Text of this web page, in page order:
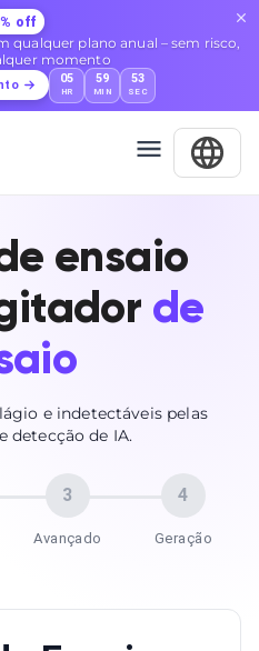
off
qualquer plano anual – sem risco,
momento
05
HR
59
MIN
52
SEC
ensaio
de
e indetectáveis ​​pelas
detecção de IA.
3
Avançado
4
Geração